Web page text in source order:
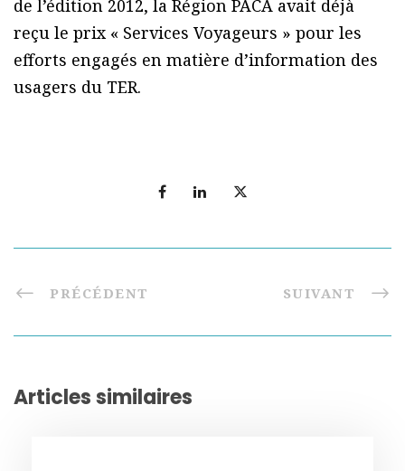
de l’édition 2012, la Région PACA avait déjà
reçu le prix « Services Voyageurs » pour les
efforts engagés en matière d’information des
usagers du TER.
PRÉCÉDENT SUIVANT
Articles similaires